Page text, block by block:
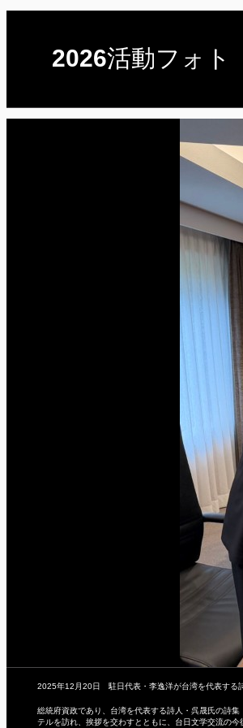
2026活動フォト
2025年12月20日 駐日代表・李逸洋が台湾を代表する
総統府資政であり、台湾を代表する詩人・呉晟氏の詩
テルを訪れ、挨拶を交わすとともに、台日文学交流の